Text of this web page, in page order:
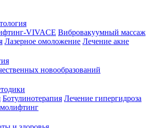
VIVACE Вибровакуумный массаж
Лазерное омоложение Лечение акне
новообразований
Ботулинотерапия Лечение гипергидроза